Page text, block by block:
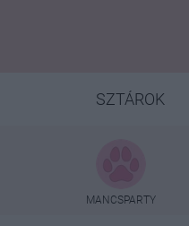
SZTÁROK
MANCSPARTY